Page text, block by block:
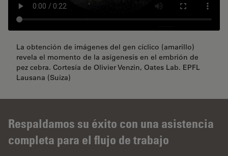
La obtención de imágenes del gen cíclico (amarillo)
revela el momento de la asígenesis en el embrión de
pez cebra. Cortesía de Olivier Venzin, Oates Lab. EPFL
Lausana (Suiza)
Respaldamos su éxito con una asistencia
completa para el flujo de trabajo